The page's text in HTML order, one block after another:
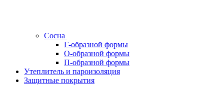
Сосна
Г-образной формы
О-образной формы
П-образной формы
Утеплитель и пароизоляция
Защитные покрытия